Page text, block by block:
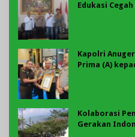
Edukasi
Kapolri
Prima (A)
Kolaborasi
Gerakan